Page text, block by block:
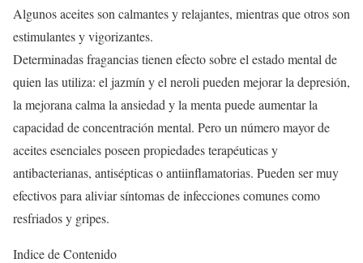
Algunos aceites son calmantes y relajantes, mientras que otros son
estimulantes y vigorizantes.
Determinadas fragancias tienen efecto sobre el estado mental de
quien las utiliza: el jazmín y el neroli pueden mejorar la depresión,
la mejorana calma la ansiedad y la menta puede aumentar la
capacidad de concentración mental. Pero un número mayor de
aceites esenciales poseen propiedades terapéuticas y
antibacterianas, antisépticas o antiinflamatorias. Pueden ser muy
efectivos para aliviar síntomas de infecciones comunes como
resfriados y gripes.
Indice de Contenido